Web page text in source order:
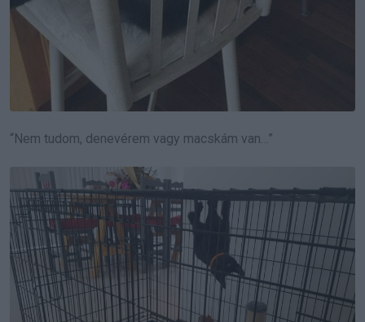
“Nem tudom, denevérem vagy macskám van…”